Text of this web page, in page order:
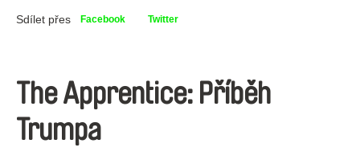
Sdílet přes Facebook Twitter
The Apprentice: Příběh
Trumpa